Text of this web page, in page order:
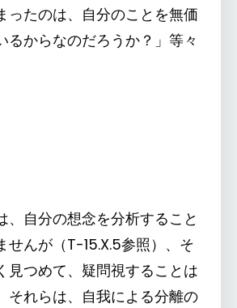
ったのは、自分のことを無価
るからなのだろうか？」等々
、自分の想念を分析すること
せんが（T-15.X.5参照）、そ
見つめて、疑問視することは
それらは、自我による分離の